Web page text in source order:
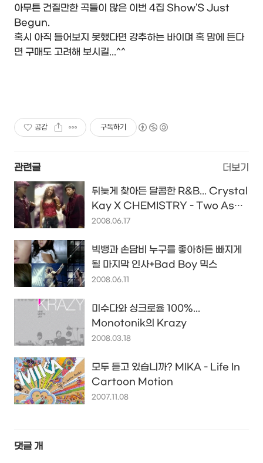
아무튼 건질만한 곡들이 많은 이번 4집 Show'S Just
Begun.
혹시 아직 들어보지 못했다면 강추하는 바이며 혹 맘에 든다
면 구매도 고려해 보시길...^^
공감 구독하기
관련글 더보기
뒤늦게 찾아든 달콤한 R&B... Crystal
Kay X CHEMISTRY - Two As
One
2008.06.17
빅뱅과 손담비 누구를 좋아하든 빠지게
될 마지막 인사+Bad Boy 믹스
2008.06.11
미수다와 싱크로율 100%...
Monotonik의 Krazy
2008.03.18
모두 듣고 있습니까? MIKA - Life In
Cartoon Motion
2007.11.08
댓글 개